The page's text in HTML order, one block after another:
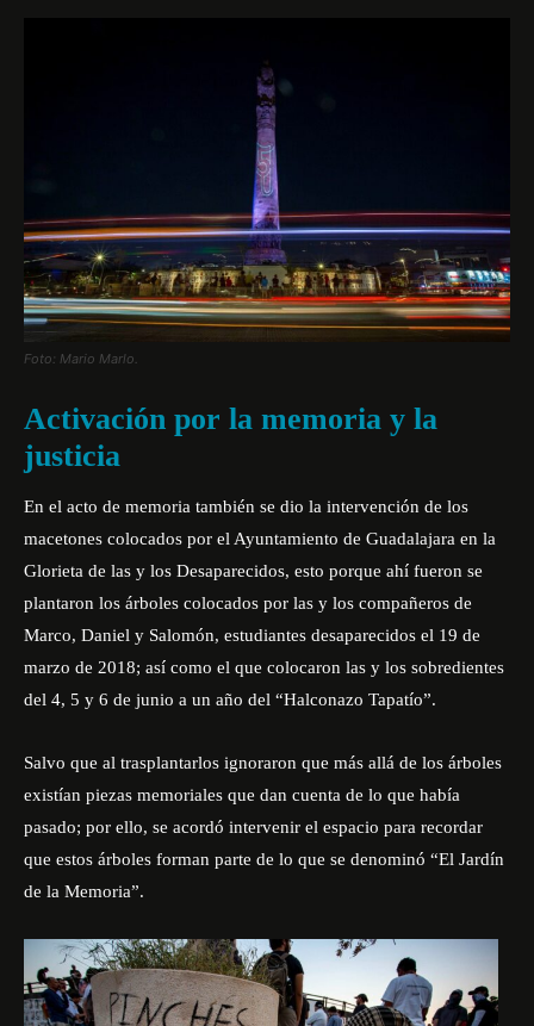
Foto: Mario Marlo.
Activación por la memoria y la
justicia
En el acto de memoria también se dio la intervención de los
macetones colocados por el Ayuntamiento de Guadalajara en la
Glorieta de las y los Desaparecidos, esto porque ahí fueron se
plantaron los árboles colocados por las y los compañeros de
Marco, Daniel y Salomón, estudiantes desaparecidos el 19 de
marzo de 2018; así como el que colocaron las y los sobredientes
del 4, 5 y 6 de junio a un año del “Halconazo Tapatío”.
Salvo que al trasplantarlos ignoraron que más allá de los árboles
existían piezas memoriales que dan cuenta de lo que había
pasado; por ello, se acordó intervenir el espacio para recordar
que estos árboles forman parte de lo que se denominó “El Jardín
de la Memoria”.